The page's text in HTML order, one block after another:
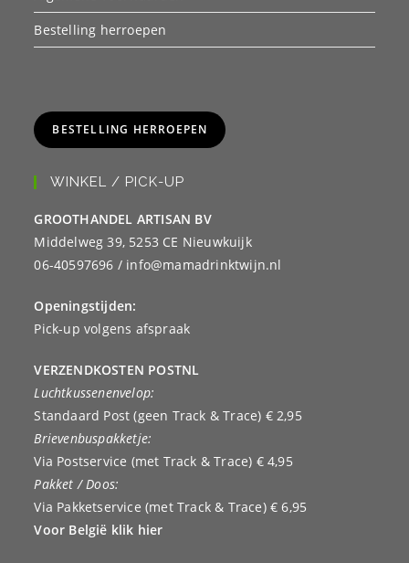
Bestelling herroepen
BESTELLING HERROEPEN
WINKEL / PICK-UP
GROOTHANDEL ARTISAN BV
Middelweg 39, 5253 CE Nieuwkuijk
06-40597696 / info@mamadrinktwijn.nl
Openingstijden:
Pick-up volgens afspraak
VERZENDKOSTEN POSTNL
Luchtkussenenvelop:
Standaard Post (geen Track & Trace) € 2,95
Brievenbuspakketje:
Via Postservice (met Track & Trace) € 4,95
Pakket / Doos:
Via Pakketservice (met Track & Trace) € 6,95
Voor België klik hier